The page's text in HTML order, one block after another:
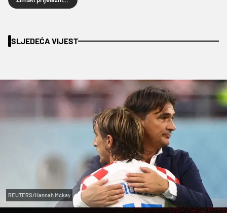
SLJEDEĆA VIJEST
REUTERS/Hannah Mckay